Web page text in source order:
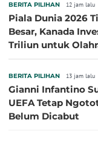
BERITA PILIHAN 12 jam lalu
Piala Dunia 2026
Besar, Kanada
Triliun untuk
BERITA PILIHAN 13 jam lalu
Gianni Infantino
UEFA Tetap
Belum Dicabut